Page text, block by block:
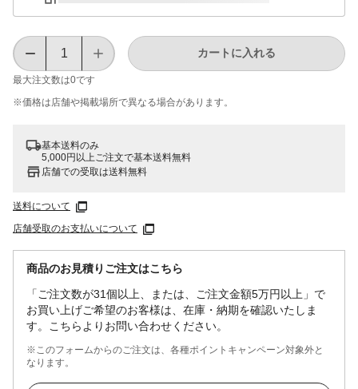
最大注文数は0です
カートに入れる
※価格は​店舗や​掲載場所で​異なる​場合が​あります。
基本送料のみ
5,000円以上ご注文で基本送料無料
店舗での受取は送料無料
送料について
店舗受取のお支払いについて
商品のお見積りご注文はこちら
「ご注文数が31個以上、または、ご注文金額5万円以上」で
お買い上げご希望のお客様は、在庫・納期を確認いたしま
す。こちらよりお問い合わせください。
※このフォームからのご注文は、各種ポイントキャンペーン対象外と
なります。